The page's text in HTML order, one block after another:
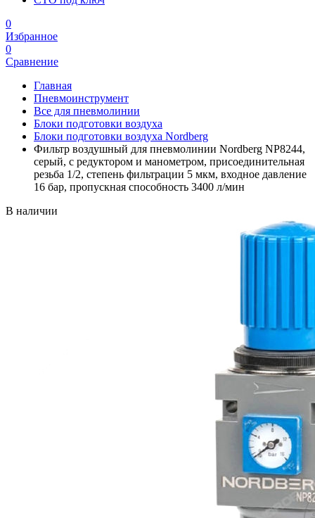
0
Избранное
0
Сравнение
Главная
Пневмоинструмент
Все для пневмолинии
Блоки подготовки воздуха
Блоки подготовки воздуха Nordberg
Фильтр воздушный для пневмолинии Nordberg NP8244,
серый, с редуктором и манометром, присоединительная
резьба 1/2, степень фильтрации 5 мкм, входное давление
16 бар, пропускная способность 3400 л/мин
В наличии